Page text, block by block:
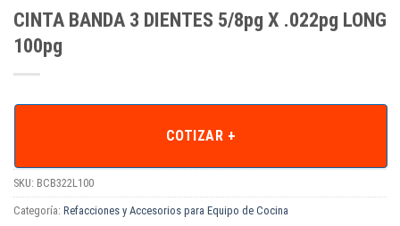
CINTA BANDA 3 DIENTES 5/8pg X .022pg LONG
100pg
COTIZAR +
SKU: BCB322L100
Categoría: Refacciones y Accesorios para Equipo de Cocina